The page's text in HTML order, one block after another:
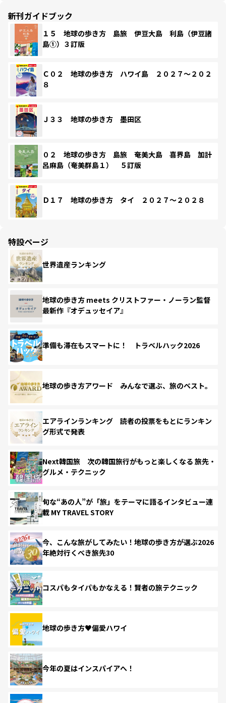
新刊ガイドブック
１５ 地球の歩き方 島旅 伊豆大島 利島（伊豆諸
島①）３訂版
Ｃ０２ 地球の歩き方 ハワイ島 ２０２７～２０２
８
Ｊ３３ 地球の歩き方 墨田区
０２ 地球の歩き方 島旅 奄美大島 喜界島 加計
呂麻島（奄美群島１） ５訂版
Ｄ１７ 地球の歩き方 タイ ２０２７～２０２８
特設ページ
世界遺産ランキング
地球の歩き方 meets クリストファー・ノーラン監督
最新作『オデュッセイア』
準備も滞在もスマートに！ トラベルハック2026
地球の歩き方アワード みんなで選ぶ、旅のベスト。
エアラインランキング 読者の投票をもとにランキン
グ形式で発表
Next韓国旅 次の韓国旅行がもっと楽しくなる 旅先・
グルメ・テクニック
旬な“あの人”が「旅」をテーマに語るインタビュー連
載 MY TRAVEL STORY
今、こんな旅がしてみたい！地球の歩き方が選ぶ2026
年絶対行くべき旅先30
コスパもタイパもかなえる！賢者の旅テクニック
地球の歩き方♥偏愛ハワイ
今年の夏はインスパイアへ！